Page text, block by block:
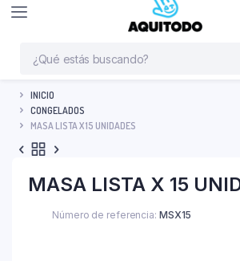
INICIO
CONGELADOS
MASA LISTA X 15 UNIDADES
MASA LISTA X 15
Número de referencia: MSX15